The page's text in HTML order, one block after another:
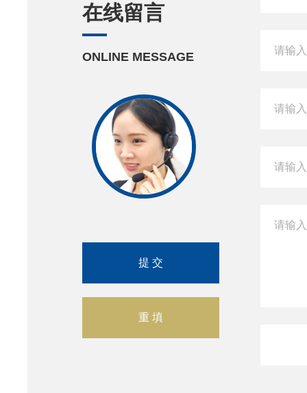
在线留言
ONLINE MESSAGE